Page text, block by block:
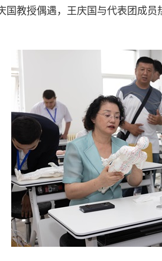
国教授偶遇，王庆国与代表团成